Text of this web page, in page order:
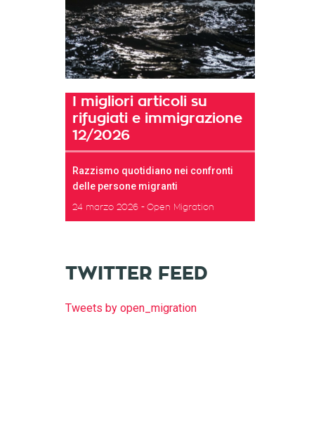
I migliori articoli su
rifugiati e immigrazione
12/2026
Razzismo quotidiano nei confronti
delle persone migranti
24 marzo 2026 Open Migration
TWITTER FEED
Tweets by open_migration